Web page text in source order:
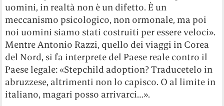
uomini, in realtà non è un difetto. È un
meccanismo psicologico, non ormonale, ma poi
noi uomini siamo stati costruiti per essere veloci».
Mentre Antonio Razzi, quello dei viaggi in Corea
del Nord, si fa interprete del Paese reale contro il
Paese legale: «Stepchild adoption? Traducetelo in
abruzzese, altrimenti non lo capisco. O al limite in
italiano, magari posso arrivarci…».